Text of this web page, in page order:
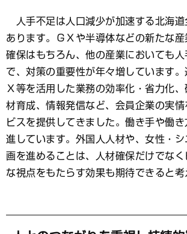
人手不足は人口減少が加速する北海道
あります。ＧＸや半導体などの新たな
確保はもちろん、他の産業においても
で、対策の重要性が年々増しています。
Ｘ等を活用した業務の効率化・省力化、
材育成、情報発信など、会員企業の実
ビスを提供してきました。働き手や働
進しています。外国人人材や、女性・
画を進めることは、人材確保だけでな
な視点をもたらす効果も期待できると